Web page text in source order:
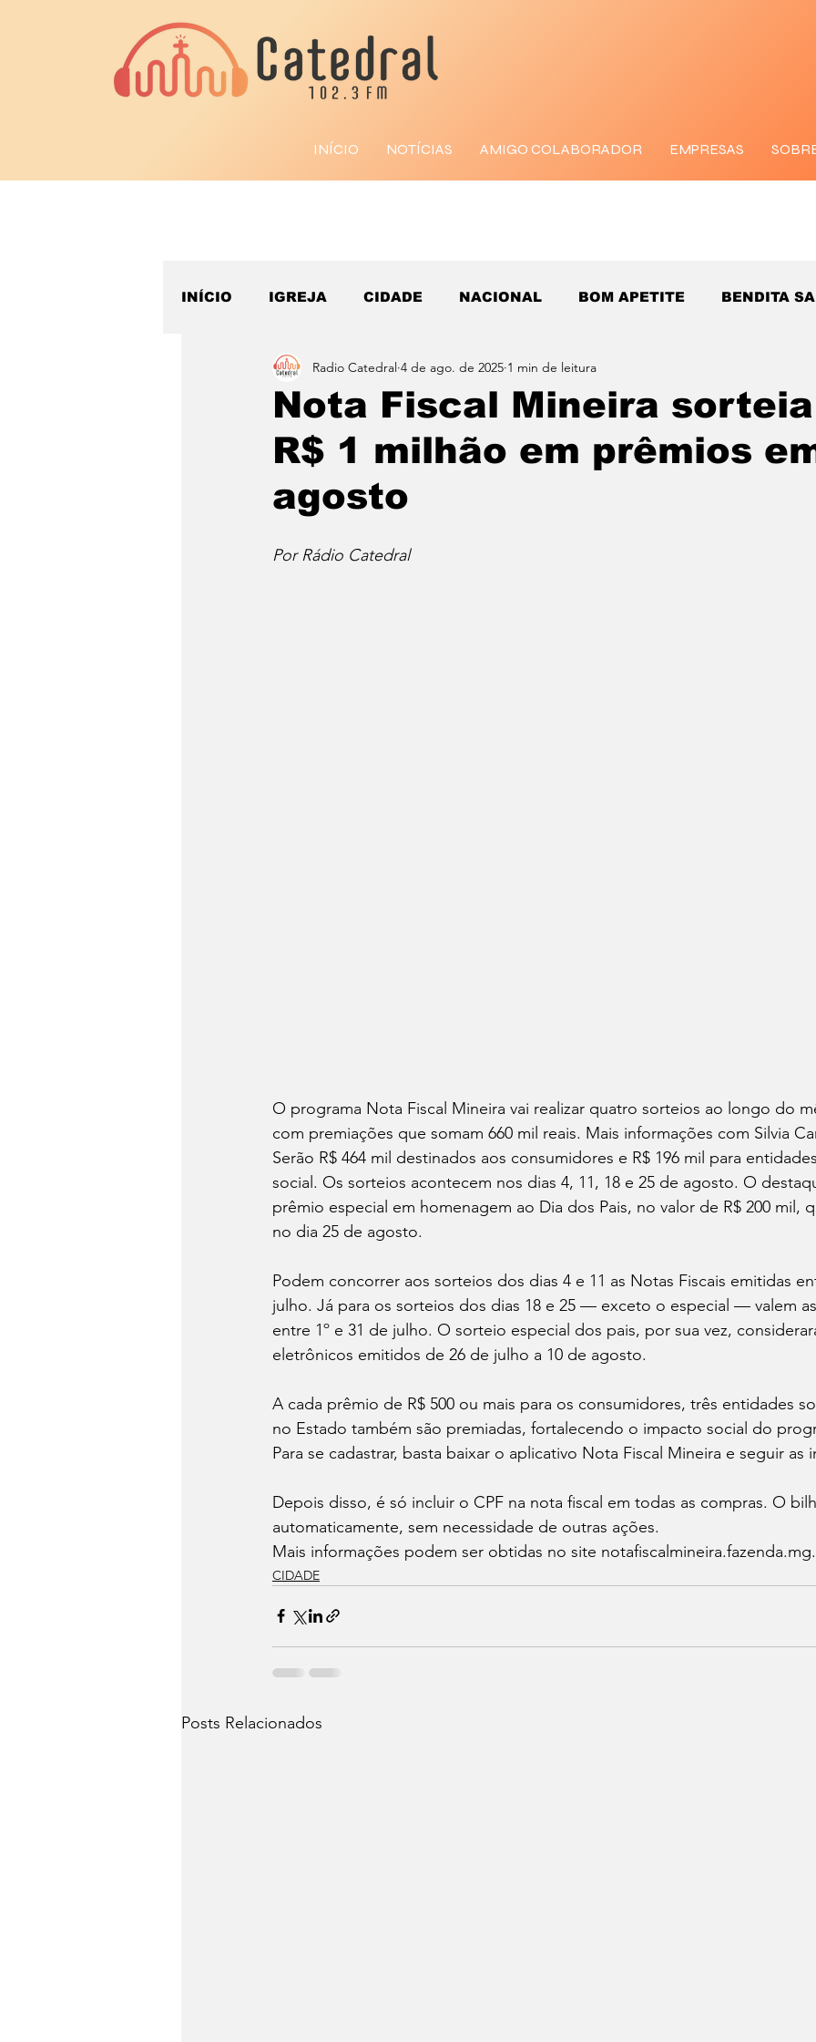
INÍCIO NOTÍCIAS AMIGO COLABORADOR EMPRESAS
INÍCIO IGREJA CIDADE NACIONAL BOM APETITE BENDITA
ESPORTE
Nota Fiscal Mineira
R$ 1 milhão em prêmios
agosto
Radio Catedral 4 de ago. de 2025 1 min de leitura
Por Rádio Catedral
O programa Nota Fiscal Mineira vai realizar quatro sorteios ao longo do
com premiações que somam 660 mil reais. Mais informações com Silvia
Serão R$ 464 mil destinados aos consumidores e R$ 196 mil para
social. Os sorteios acontecem nos dias 4, 11, 18 e 25 de agosto. O
prêmio especial em homenagem ao Dia dos Pais, no valor de R$ 200 mil,
no dia 25 de agosto.
Podem concorrer aos sorteios dos dias 4 e 11 as Notas Fiscais emitidas
julho. Já para os sorteios dos dias 18 e 25 — exceto o especial — valem
entre 1º e 31 de julho. O sorteio especial dos pais, por sua vez,
eletrônicos emitidos de 26 de julho a 10 de agosto.
A cada prêmio de R$ 500 ou mais para os consumidores, três entidades
no Estado também são premiadas, fortalecendo o impacto social do
Para se cadastrar, basta baixar o aplicativo Nota Fiscal Mineira e seguir as
Depois disso, é só incluir o CPF na nota fiscal em todas as compras. O
automaticamente, sem necessidade de outras ações.
Mais informações podem ser obtidas no site
CIDADE
Posts Relacionados